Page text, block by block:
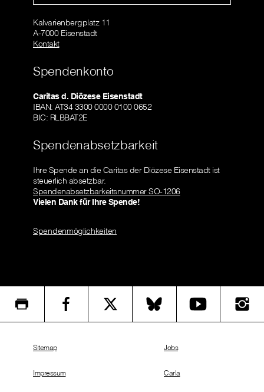
Kalvarienbergplatz 11
A-7000 Eisenstadt
Kontakt
Spendenkonto
Caritas d. Diözese Eisenstadt
IBAN: AT34 3300 0000 0100 0652
BIC: RLBBAT2E
Spendenabsetzbarkeit
Ihre Spende an die Caritas der Diözese Eisenstadt ist
steuerlich absetzbar.
Spendenabsetzbarkeitsnummer SO-1206
Vielen Dank für Ihre Spende!
Spendenmöglichkeiten
Sitemap
Impressum
Jobs
Carla